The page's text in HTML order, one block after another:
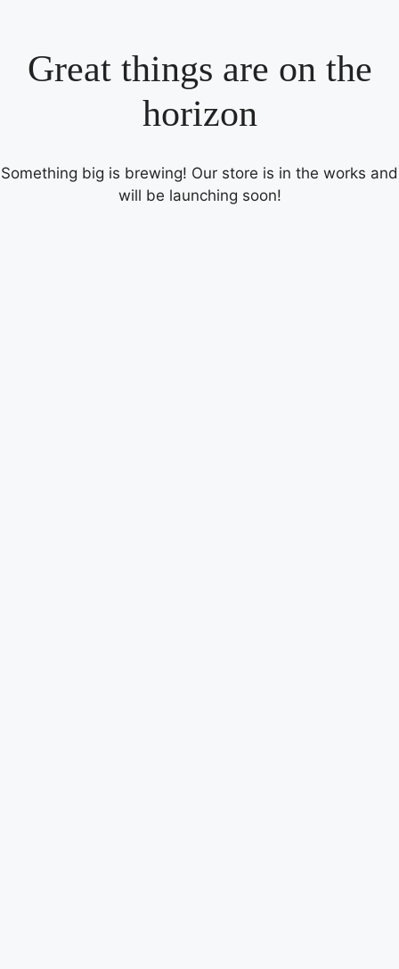
Great things are on the
horizon
Something big is brewing! Our store is in the works and
will be launching soon!